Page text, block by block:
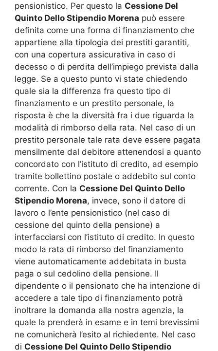
pensionistico. Per questo la Cessione Del
Quinto Dello Stipendio Morena può essere
definita come una forma di finanziamento che
appartiene alla tipologia dei prestiti garantiti,
con una copertura assicurativa in caso di
decesso o di perdita dell’impiego prevista dalla
legge. Se a questo punto vi state chiedendo
quale sia la differenza fra questo tipo di
finanziamento e un prestito personale, la
risposta è che la diversità fra i due riguarda la
modalità di rimborso della rata. Nel caso di un
prestito personale tale rata deve essere pagata
mensilmente dal debitore attenendosi a quanto
concordato con l’istituto di credito, ad esempio
tramite bollettino postale o addebito sul conto
corrente. Con la Cessione Del Quinto Dello
Stipendio Morena, invece, sono il datore di
lavoro o l’ente pensionistico (nel caso di
cessione del quinto della pensione) a
interfacciarsi con l’istituto di credito. In questo
modo la rata di rimborso del finanziamento
viene automaticamente addebitata in busta
paga o sul cedolino della pensione. Il
dipendente o il pensionato che ha intenzione di
accedere a tale tipo di finanziamento potrà
inoltrare la domanda alla nostra agenzia, la
quale la prenderà in esame e in temi brevissimi
ne comunicherà l’esito al richiedente. Nel caso
di Cessione Del Quinto Dello Stipendio